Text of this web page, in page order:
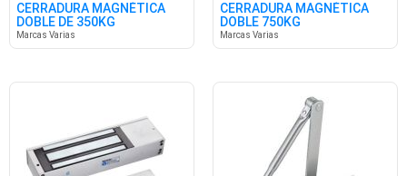
CERRADURA MAGNÉTICA
DOBLE DE 350KG
Marcas Varias
CERRADURA MAGNÉTICA
DOBLE 750KG
Marcas Varias